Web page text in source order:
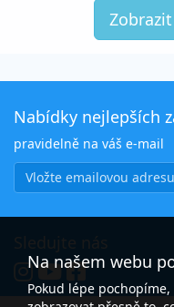
Nabídky nejlepších
pravidelně na váš e-mail
Na našem webu
Pokud lépe